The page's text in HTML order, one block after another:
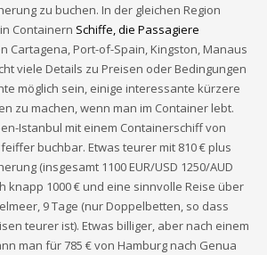
zu buchen. In der gleichen Region
Containern Schiffe, die Passagiere
Cartagena, Port-of-Spain, Kingston, Manaus
viele Details zu Preisen oder Bedingungen
möglich sein, einige interessante kürzere
zu machen, wenn man im Container lebt.
Istanbul mit einem Containerschiff von
buchbar. Etwas teurer mit 810 € plus
(insgesamt 1100 EUR/USD 1250/AUD
knapp 1000 € und eine sinnvolle Reise über
9 Tage (nur Doppelbetten, so dass
teurer ist). Etwas billiger, aber nach einem
man für 785 € von Hamburg nach Genua